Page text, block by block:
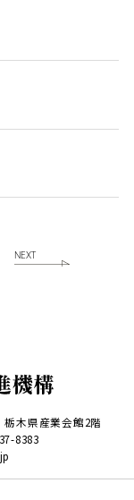
NEXT
木県産業会館2階
8383